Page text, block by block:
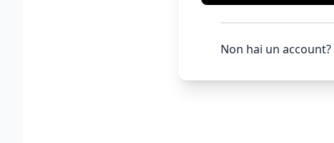
Non hai un account?